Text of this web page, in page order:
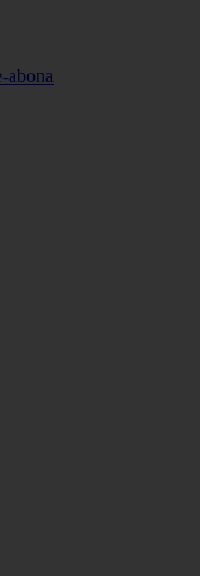
abona